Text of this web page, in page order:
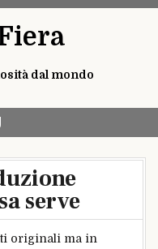
dal mondo
serve
originali ma in